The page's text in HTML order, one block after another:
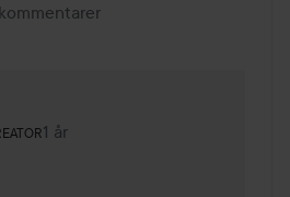
roll: Lyko Creator.
1 år
Kommentaren lades 1 år